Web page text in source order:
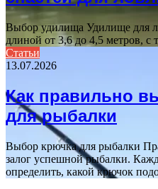
Выбор удилища Удилище для
длиной от 3,6 до 4,5 метров, с
Статьи
13.07.2026
Как правильно
для рыбалки
Выбор крючка для рыбалки
залог успешной рыбалки.
определить, какой крючок